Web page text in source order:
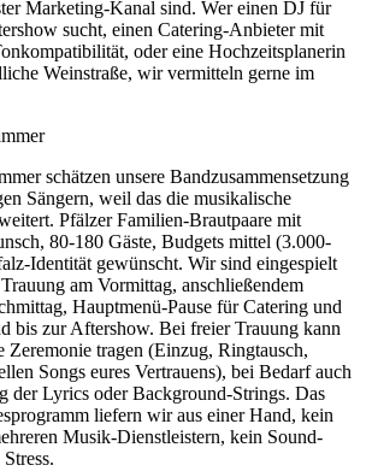
Marketing-Kanal sind. Wer einen DJ für
sucht, einen Catering-Anbieter mit
oder eine Hochzeitsplanerin
Weinstraße, wir vermitteln gerne im
schätzen unsere Bandzusammensetzung
Sängern, weil das die musikalische
Pfälzer Familien-Brautpaare mit
80-180 Gäste, Budgets mittel (3.000-
Identität gewünscht. Wir sind eingespielt
am Vormittag, anschließendem
Hauptmenü-Pause für Catering und
bis zur Aftershow. Bei freier Trauung kann
Zeremonie tragen (Einzug, Ringtausch,
Songs eures Vertrauens), bei Bedarf auch
der Lyrics oder Background-Strings. Das
liefern wir aus einer Hand, kein
Musik-Dienstleistern, kein Sound-